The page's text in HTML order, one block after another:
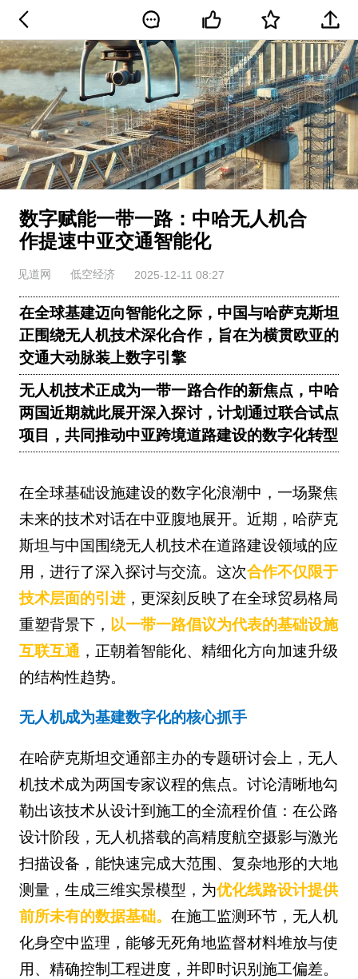
数字赋能一带一路：中哈无人机合
作提速中亚交通智能化
见道网 低空经济 2025-12-11 08:27
在全球基建迈向智能化之际，中国与哈萨克斯坦
正围绕无人机技术深化合作，旨在为横贯欧亚的
交通大动脉装上数字引擎
无人机技术正成为一带一路合作的新焦点，中哈
两国近期就此展开深入探讨，计划通过联合试点
项目，共同推动中亚跨境道路建设的数字化转型
在全球基础设施建设的数字化浪潮中，一场聚焦
未来的技术对话在中亚腹地展开。近期，哈萨克
斯坦与中国围绕无人机技术在道路建设领域的应
用，进行了深入探讨与交流。这次合作不仅限于
技术层面的引进，更深刻反映了在全球贸易格局
重塑背景下， 以一带一路倡议为代表的基础设施
互联互通 ，正朝着智能化、精细化方向加速升级
的结构性趋势。
无人机成为基建数字化的核心抓手
在哈萨克斯坦交通部主办的专题研讨会上，无人
机技术成为两国专家议程的焦点。讨论清晰地勾
勒出该技术从设计到施工的全流程价值：在公路
设计阶段，无人机搭载的高精度航空摄影与激光
扫描设备，能快速完成大范围、复杂地形的大地
测量，生成三维实景模型，为优化线路设计提供
前所未有的数据基础。 在施工监测环节，无人机
化身空中监理，能够无死角地监督材料堆放与使
用、精确控制工程进度，并即时识别施工偏差。